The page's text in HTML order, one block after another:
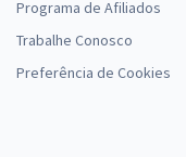
Programa de Afiliados
Trabalhe Conosco
Preferência de Cookies